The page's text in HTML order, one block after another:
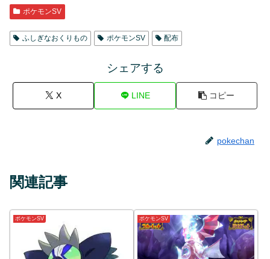
ポケモンSV
ふしぎなおくりもの ポケモンSV 配布
シェアする
X LINE コピー
pokechan
関連記事
ポケモンSV ポケモンSV